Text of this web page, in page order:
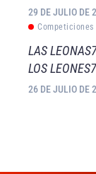
29 DE JULIO DE
LAS
LOS
26 DE JULIO DE